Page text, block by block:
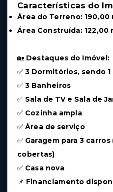
Características do
Área do Terreno: 190,00
Área Construída: 122,00
🏡 Destaques do Imóvel:
✅ 3 Dormitórios, sendo 1
✅ 3 Banheiros
✅ Sala de TV e Sala de
✅ Cozinha ampla
✅ Área de serviço
✅ Garagem para 3
cobertas)
✅ Casa nova
📌 Financiamento